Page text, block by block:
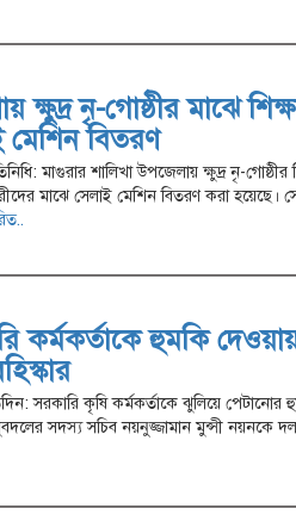
ক্ষুদ্র নৃ-গোষ্ঠীর মাঝে
মেশিন বিতরণ
মাগুরার শালিখা উপজেলায় ক্ষুদ্র নৃ-গোষ্ঠীর
মাঝে সেলাই মেশিন বিতরণ করা হয়েছে।
কর্মকর্তাকে হুমকি
সরকারি কৃষি কর্মকর্তাকে ঝুলিয়ে
সদস্য সচিব নয়নুজ্জামান মুন্সী নয়নকে দল